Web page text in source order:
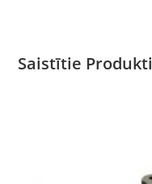
Saistītie Produkti